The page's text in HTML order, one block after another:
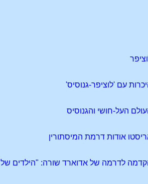
– הקדמה לדרמה של אדוארד שורה: "הילדים של